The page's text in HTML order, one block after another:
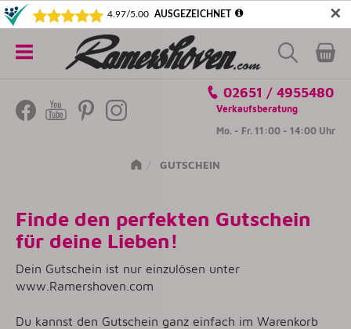
✕
5€ SICHERN! NEWSLETTER ABONNIEREN
Kategorien
02651 / 4955480
Verkaufsberatung
Mo. - Fr. 11:00 - 14:00 Uhr
GUTSCHEIN
Finde den perfekten Gutschein
für deine Lieben!
Dein Gutschein ist nur einzulösen unter
www.Ramershoven.com
Du kannst den Gutschein ganz einfach im Warenkorb